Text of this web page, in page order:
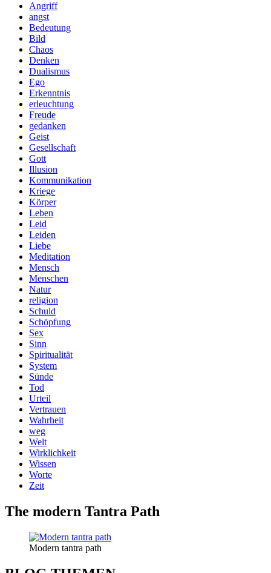
Angriff
angst
Bedeutung
Bild
Chaos
Denken
Dualismus
Ego
Erkenntnis
erleuchtung
Freude
gedanken
Geist
Gesellschaft
Gott
Illusion
Kommunikation
Kriege
Körper
Leben
Leid
Leiden
Liebe
Meditation
Mensch
Menschen
Natur
religion
Schuld
Schöpfung
Sex
Sinn
Spiritualität
System
Sünde
Tod
Urteil
Vertrauen
Wahrheit
weg
Welt
Wirklichkeit
Wissen
Worte
Zeit
The modern Tantra Path
Modern tantra path